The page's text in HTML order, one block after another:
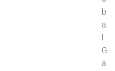
b
a
G
a